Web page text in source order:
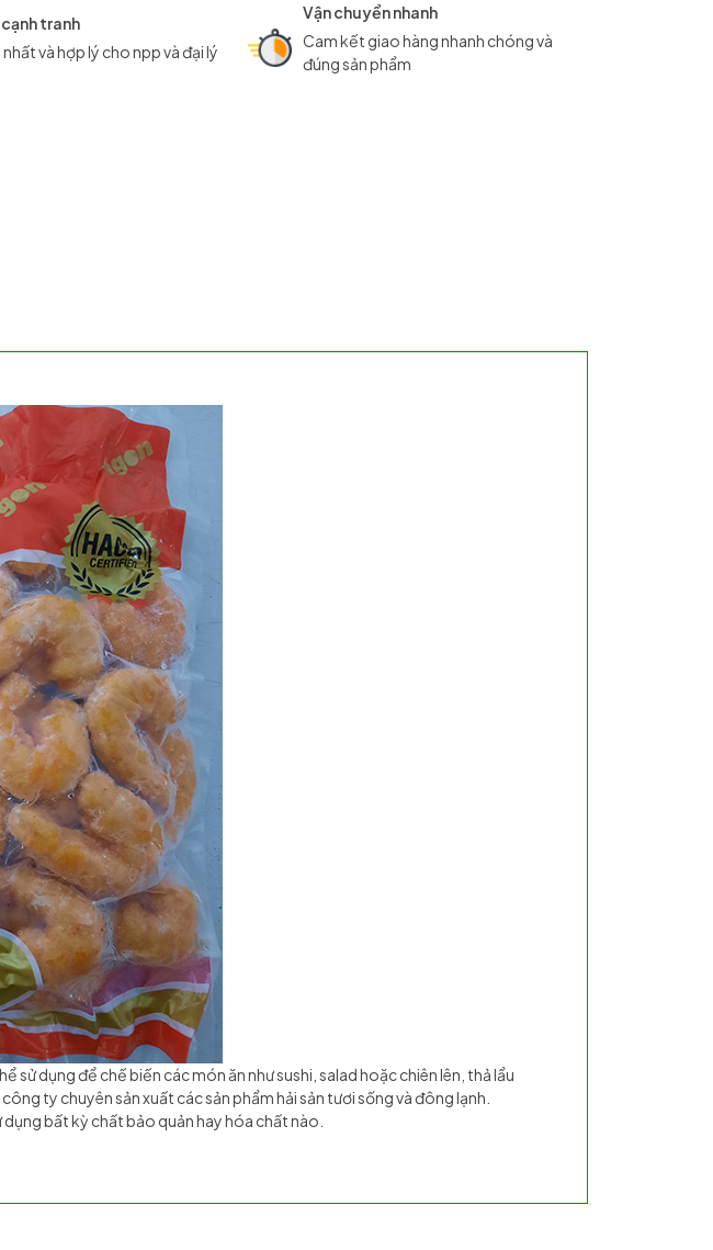
tranh
và hợp lý cho npp và đại lý
Vận chuyển nhanh
Cam kết giao hàng nhanh chóng và
đúng sản phẩm
dụng để chế biến các món ăn như sushi, salad hoặc chiên lên, thả lẩu
ty chuyên sản xuất các sản phẩm hải sản tươi sống và đông lạnh.
bất kỳ chất bảo quản hay hóa chất nào.